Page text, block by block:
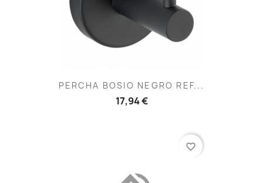
PERCHA BOSIO NEGRO REF...
17,94 €
favorite_border